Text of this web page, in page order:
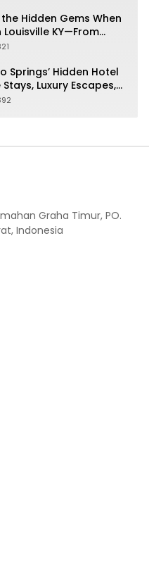
Hidden Gems When
KY—From
Springs’ Hidden Hotel
Luxury Escapes,
Graha Timur, PO.
Indonesia